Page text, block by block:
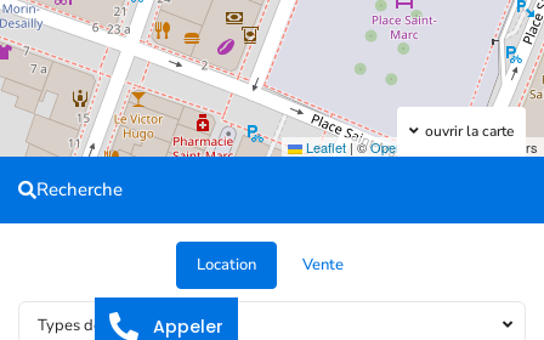
Leaflet |©OpenStreetMap contributors
ouvrir la carte
Recherche
Location Vente
Types de bien Appeler